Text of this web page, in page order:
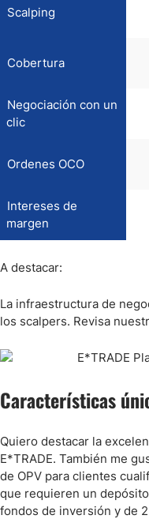
Scalping
Cobertura
Negociación con un
clic
Ordenes OCO
Intereses de
margen
A destacar:
La infraestructura de
los scalpers. Revisa
Características
Quiero destacar la
E*TRADE. También me
de OPV para clientes
que requieren un
fondos de inversión y de